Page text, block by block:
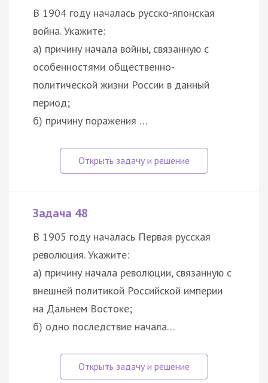
В 1904 году началась русско-японская
война. Укажите:
а) причину начала войны, связанную с
особенностями общественно-
политической жизни России в данный
период;
б) причину поражения …
Задача 48
В 1905 году началась Первая русская
революция. Укажите:
а) причину начала революции, связанную с
внешней политикой Российской империи
на Дальнем Востоке;
б) одно последствие начала…